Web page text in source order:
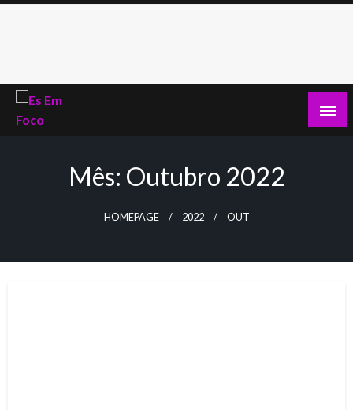
Skip
Mês: Outubro 2022
HOMEPAGE 2022 OUT